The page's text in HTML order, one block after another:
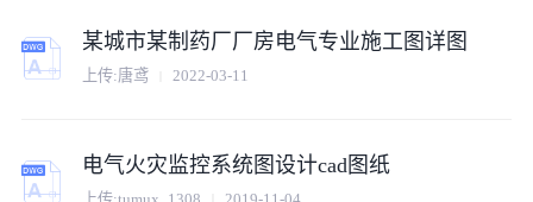
某城市某制药厂厂房电气专业施工图详图
上传:唐鸢 2022-03-11
电气火灾监控系统图设计cad图纸